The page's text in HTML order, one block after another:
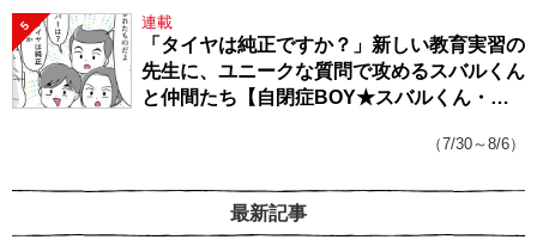
5 連載
「タイヤは純正ですか？」新しい教育実習の
先生に、ユニークな質問で攻めるスバルくん
と仲間たち【自閉症BOY★スバルくん・
（7/30～8/6）
最新記事